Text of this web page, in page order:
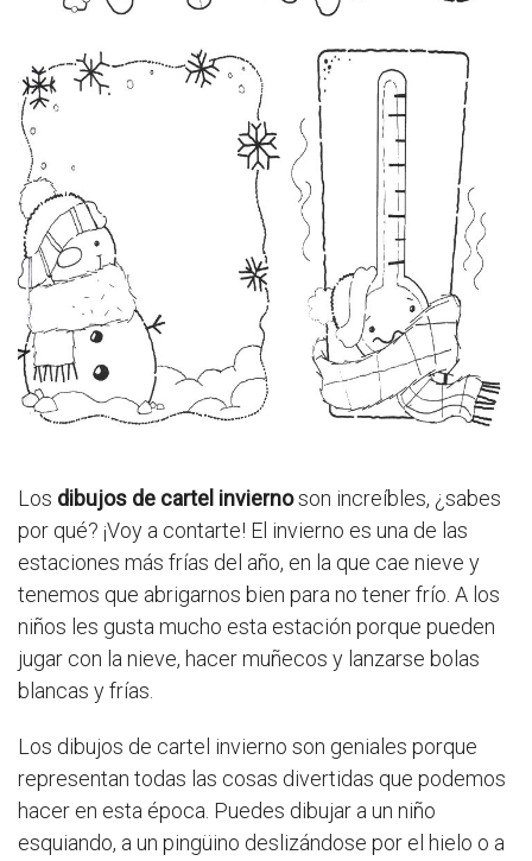
Los dibujos de cartel inviernoson increíbles, ¿sabes
por qué? ¡Voy a contarte! El invierno es una de las
estaciones más frías del año, en la que cae nieve y
tenemos que abrigarnos bien para no tener frío. A los
niños les gusta mucho esta estación porque pueden
jugar con la nieve, hacer muñecos y lanzarse bolas
blancas y frías.
Los dibujos de cartel invierno son geniales porque
representan todas las cosas divertidas que podemos
hacer en esta época. Puedes dibujar a un niño
esquiando, a un pingüino deslizándose por el hielo o a